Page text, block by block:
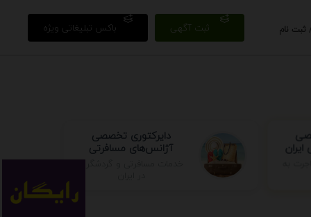
باکس تبلیغاتی ویژه ثبت آگهی نام
دایرکتوری تخصصی
آژانس‌های مسافرتی
خدمات مسافرتی و گردشگری